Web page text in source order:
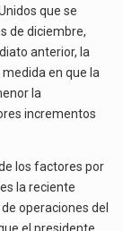
que se
de diciembre,
anterior, la
en que la
la
incrementos
los factores por
la reciente
operaciones del